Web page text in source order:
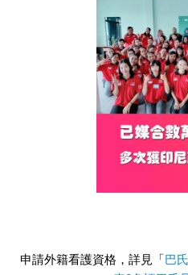
申請外籍看護資格，詳見「巴